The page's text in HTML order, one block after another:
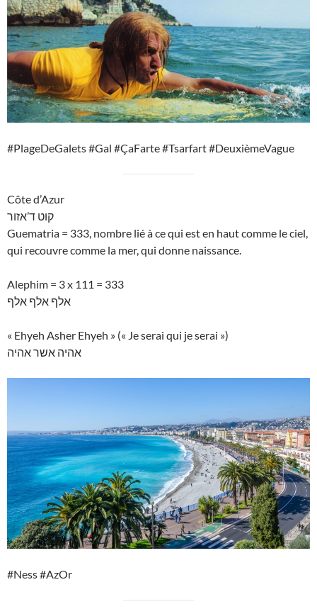
#PlageDeGalets #Gal #ÇaFarte #Tsarfart #DeuxièmeVague
Côte d’Azur
קוט ד’אזור
Guematria = 333, nombre lié à ce qui est en haut comme le ciel,
qui recouvre comme la mer, qui donne naissance.
Alephim = 3 x 111 = 333
אלף אלף אלף
« Ehyeh Asher Ehyeh » (« Je serai qui je serai »)
אהיה אשר אהיה
#Ness #AzOr